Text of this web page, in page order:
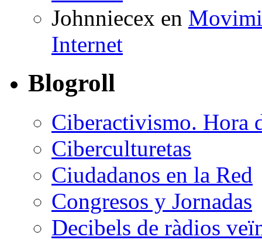
Johnniecex en
Internet
Blogroll
Ciberactivismo. Hora
Ciberculturetas
Ciudadanos en la Red
Congresos y Jornadas
Decibels de ràdios